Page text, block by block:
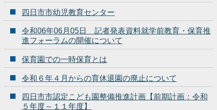
四日市市幼児教育センター
令和06年06月05日 記者発表資料就学前教育・保育推
進フォーラムの開催について
保育園での一時保育とは
令和６年４月からの育休退園の廃止について
四日市市認定こども園整備推進計画【前期計画：令和
５年度～１１年度】